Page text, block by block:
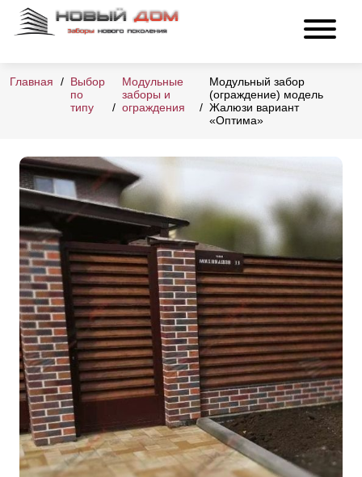
Главная
Выбор
по
типу
Модульные
заборы и
ограждения
Модульный забор
(ограждение) модель
Жалюзи вариант
«Оптима»